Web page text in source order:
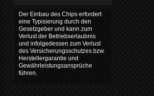
Der Einbau des Chips erfordert
eine Typisierung durch den
Gesetzgeber und kann zum
Verlust der Betriebserlaubnis
und infolgedessen zum Verlust
des Versicherungsschutzes bzw.
Herstellergarantie und
Gewährleistungsansprüche
führen.